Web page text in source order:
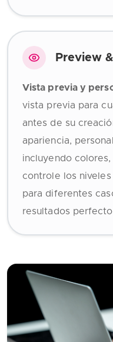
Preview
Vista previa y
vista previa para
antes de su
apariencia,
incluyendo
controle los
para diferentes
resultados